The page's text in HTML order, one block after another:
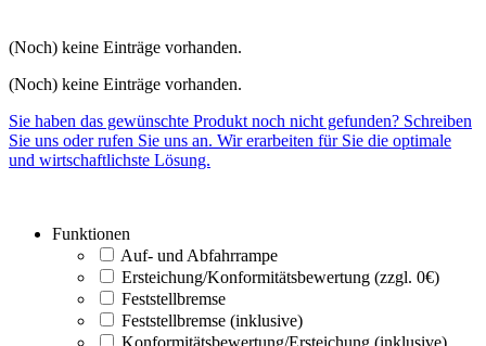
(Noch) keine Einträge vorhanden.
(Noch) keine Einträge vorhanden.
Sie haben das gewünschte Produkt noch nicht gefunden? Schreiben
Sie uns oder rufen Sie uns an. Wir erarbeiten für Sie die optimale
und wirtschaftlichste Lösung.
Funktionen
Auf- und Abfahrrampe
Ersteichung/Konformitätsbewertung (zzgl. 0€)
Feststellbremse
Feststellbremse (inklusive)
Konformitätsbewertung/Ersteichung (inklusive)